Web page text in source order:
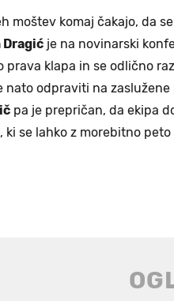
moštev komaj čakajo, da
Dragić je na novinarski
prava klapa in se odlično
nato odpraviti na
pa je prepričan, da ekipa
ki se lahko z morebitno